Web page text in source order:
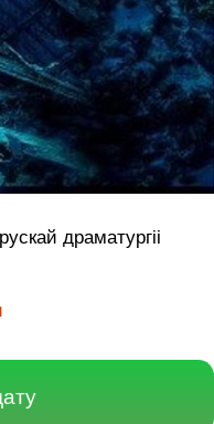
драматургii